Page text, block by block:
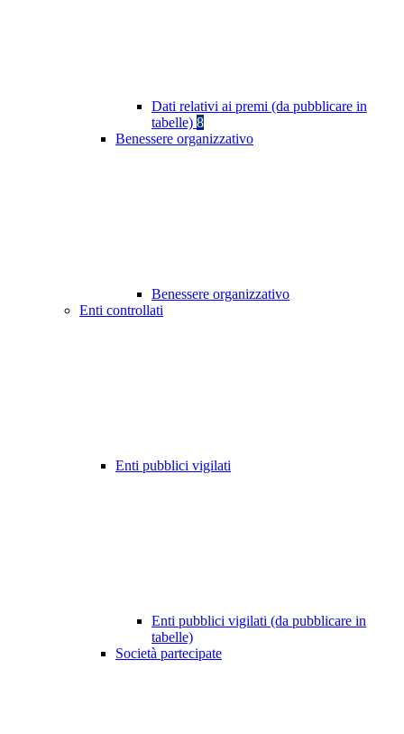
Dati relativi ai premi (da pubblicare in
tabelle) 8
Benessere organizzativo
Benessere organizzativo
Enti controllati
Enti pubblici vigilati
Enti pubblici vigilati (da pubblicare in
tabelle)
Società partecipate